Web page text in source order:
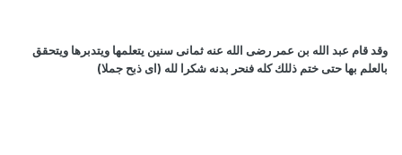
وقد قام عبد الله بن عمر رضى الله عنه ثمانى سنين يتعلمها ويتدبرها ويتحقق
بالعلم بها حتى ختم ذللك كله فنحر بدنه شكرا لله (اى ذبح جملا)